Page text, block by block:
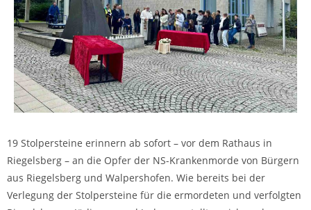
19 Stolpersteine erinnern ab sofort – vor dem Rathaus in
Riegelsberg – an die Opfer der NS-Krankenmorde von Bürgern
aus Riegelsberg und Walpershofen. Wie bereits bei der
Verlegung der Stolpersteine für die ermordeten und verfolgten